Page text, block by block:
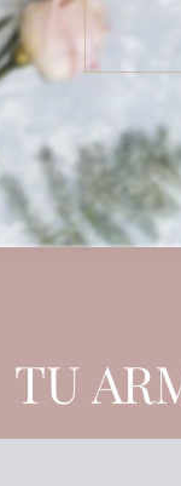
TU